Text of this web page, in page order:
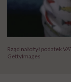
Rząd nałożył podatek
GettyImages